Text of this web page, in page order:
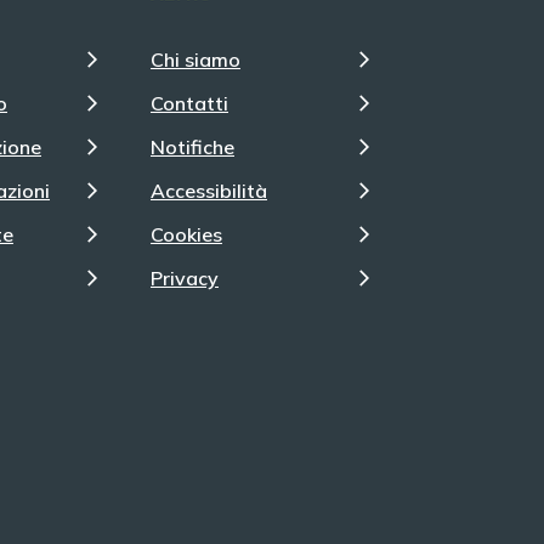
Chi siamo
Contatti
Notifiche
Accessibilità
Cookies
Privacy